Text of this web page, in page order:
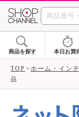
商品を探す 本日お買
TOP ホーム・イン
品